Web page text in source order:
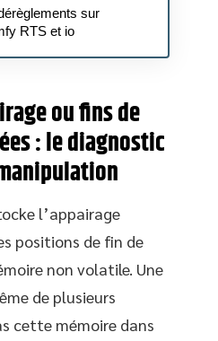
sur
RTS et io
ou fins de
: le diagnostic
l’appairage
positions de fin de
non volatile. Une
de plusieurs
cette mémoire dans